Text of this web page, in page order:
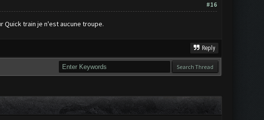
#16
Quick train je n'est aucune troupe.
Reply